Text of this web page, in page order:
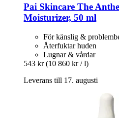
Pai Skincare The
Moisturizer, 50 ml
För känslig &
Återfuktar huden
Lugnar & vårdar
543 kr (10 860 kr / l)
Leverans till 17. augusti